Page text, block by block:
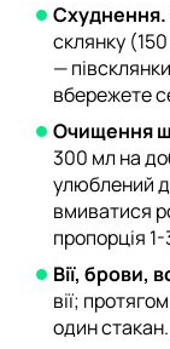
Схуднення.
склянку
—
вбережете
Очищення
300 мл на
улюблений
вмиватися
пропорція 1-
Вії, брови,
вії;
один стакан.